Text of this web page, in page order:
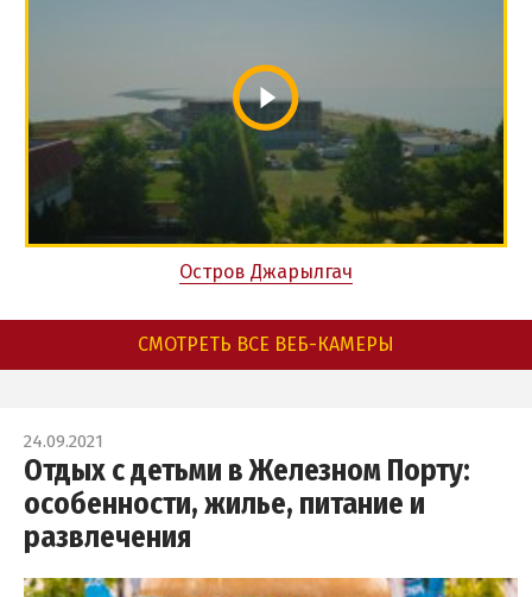
Остров Джарылгач
СМОТРЕТЬ ВСЕ ВЕБ-КАМЕРЫ
24.09.2021
Отдых с детьми в Железном Порту:
особенности, жилье, питание и
развлечения